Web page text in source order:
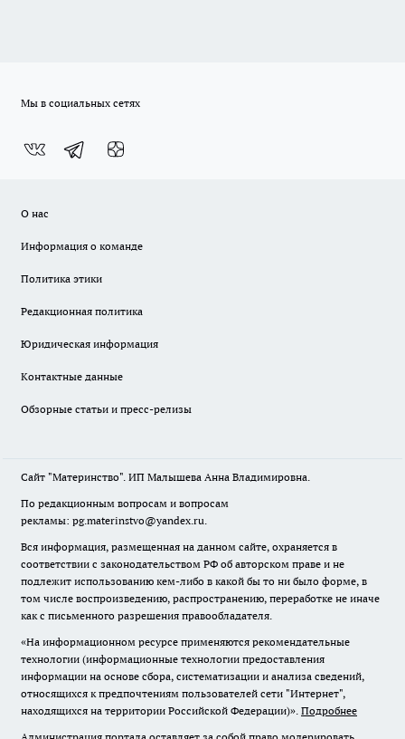
Мы в социальных сетях
О нас
Информация о команде
Политика этики
Редакционная политика
Юридическая информация
Контактные данные
Обзорные статьи и пресс-релизы
Сайт "Материнство". ИП Малышева Анна Владимировна.
По редакционным вопросам и вопросам
рекламы: pg.materinstvo@yandex.ru.
Вся информация, размещенная на данном сайте, охраняется в
соответствии с законодательством РФ об авторском праве и не
подлежит использованию кем-либо в какой бы то ни было форме, в
том числе воспроизведению, распространению, переработке не иначе
как с письменного разрешения правообладателя.
«На информационном ресурсе применяются рекомендательные
технологии (информационные технологии предоставления
информации на основе сбора, систематизации и анализа сведений,
относящихся к предпочтениям пользователей сети "Интернет",
находящихся на территории Российской Федерации)». Подробнее